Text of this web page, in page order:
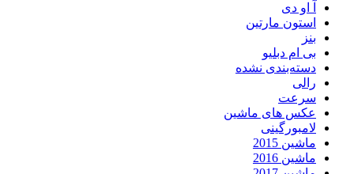
آ او دی
استون مارتین
بنز
بی ام دبلیو
دسته‌بندی نشده
رالی
سرعت
عکس های ماشین
لامبورگینی
ماشین 2015
ماشین 2016